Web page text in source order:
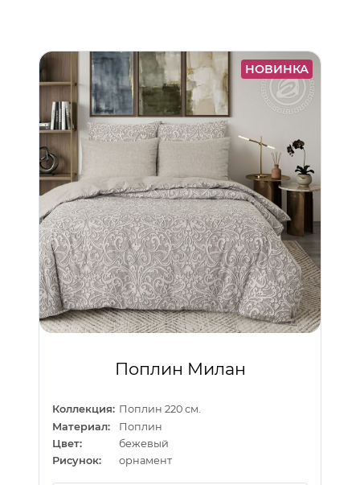
НОВИНКА
Поплин Милан
Коллекция: Поплин 220 см.
Материал:
Поплин
Цвет:
бежевый
Рисунок:
орнамент